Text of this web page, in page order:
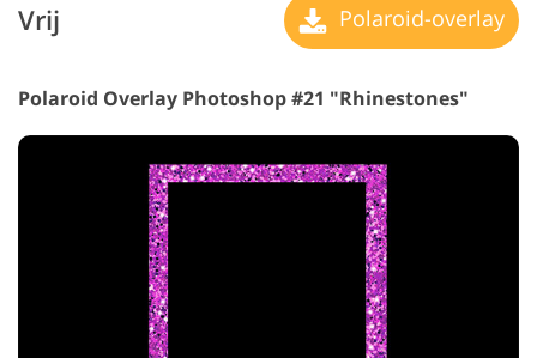
Vrij Polaroid-overlay
Polaroid Overlay Photoshop #21 "Rhinestones"